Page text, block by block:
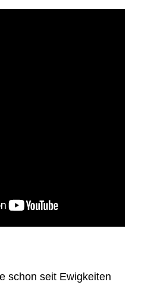
schon seit Ewigkeiten